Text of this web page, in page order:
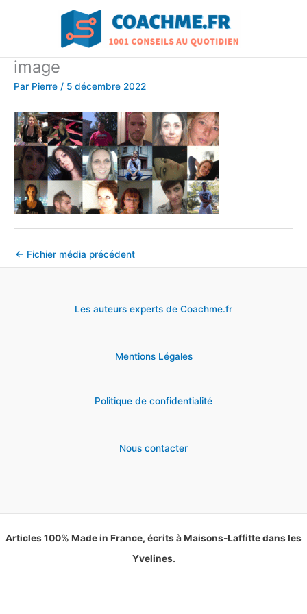
image
Par Pierre / 5 décembre 2022
← Fichier média précédent
Les auteurs experts de Coachme.fr
Mentions Légales
Politique de confidentialité
Nous contacter
Articles 100% Made in France, écrits à Maisons-Laffitte dans les
Yvelines.